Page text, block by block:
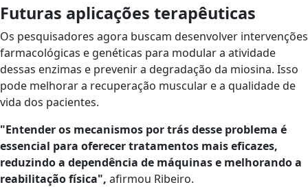
Futuras aplicações terapêuticas
Os pesquisadores agora buscam desenvolver intervenções
farmacológicas e genéticas para modular a atividade
dessas enzimas e prevenir a degradação da miosina. Isso
pode melhorar a recuperação muscular e a qualidade de
vida dos pacientes.
"Entender os mecanismos por trás desse problema é
essencial para oferecer tratamentos mais eficazes,
reduzindo a dependência de máquinas e melhorando a
reabilitação física", afirmou Ribeiro.